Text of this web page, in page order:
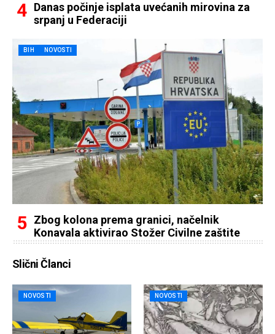
Danas počinje isplata uvećanih mirovina za
srpanj u Federaciji
BIH NOVOSTI
Zbog kolona prema granici, načelnik
Konavala aktivirao Stožer Civilne zaštite
Slični Članci
NOVOSTI NOVOSTI